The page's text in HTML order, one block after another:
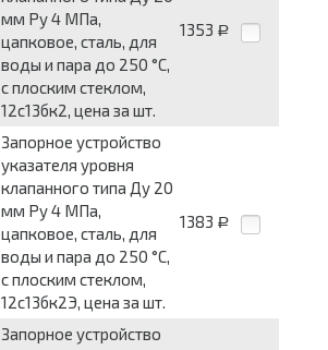
мм Pу 4 МПа,
цапковое, сталь, для
воды и пара до 250 °С,
с плоским стеклом,
12с13бк2, цена за шт.
1353 Р
Запорное устройство
указателя уровня
клапанного типа Ду 20
мм Pу 4 МПа,
цапковое, сталь, для
воды и пара до 250 °С,
с плоским стеклом,
12с13бк2Э, цена за шт.
1383 Р
Запорное устройство